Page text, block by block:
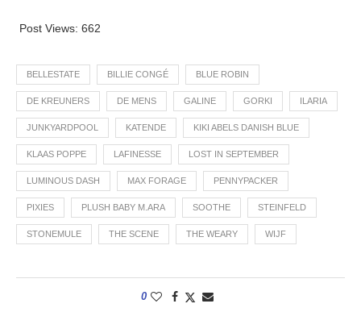
Post Views: 662
BELLESTATE BILLIE CONGÉ BLUE ROBIN
DE KREUNERS DE MENS GALINE GORKI ILARIA
JUNKYARDPOOL KATENDE KIKI ABELS DANISH BLUE
KLAAS POPPE LAFINESSE LOST IN SEPTEMBER
LUMINOUS DASH MAX FORAGE PENNYPACKER
PIXIES PLUSH BABY M.ARA SOOTHE STEINFELD
STONEMULE THE SCENE THE WEARY WIJF
0